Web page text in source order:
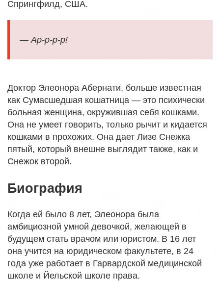
Спрингфилд, США.
— Ар-р-р-р!
Доктор Элеонора Абернати, больше известная
как Сумасшедшая кошатница — это психически
больная женщина, окружившая себя кошками.
Она не умеет говорить, только рычит и кидается
кошками в прохожих. Она дает Лизе Снежка
пятый, который внешне выглядит также, как и
Снежок второй.
Биография
Когда ей было 8 лет, Элеонора была
амбициозной умной девочкой, желающей в
будущем стать врачом или юристом. В 16 лет
она учится на юридическом факультете, в 24
года уже работает в Гарвардской медицинской
школе и Йельской школе права.